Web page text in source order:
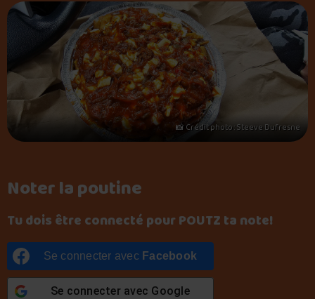
Noter la poutine
Tu dois être connecté pour POUTZ ta note!
Se connecter avec Facebook
Se connecter avec Google
📸 Crédit photo : Steeve Dufresne